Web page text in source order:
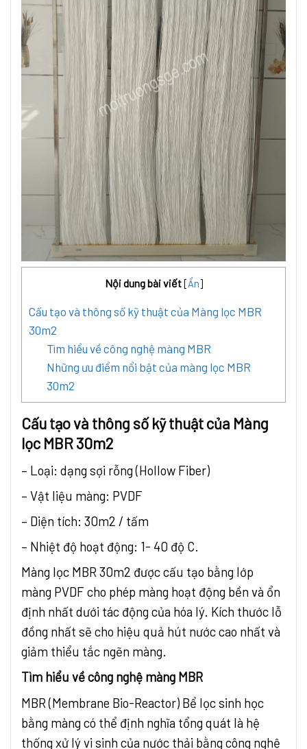
Nội dung bài viết[Ẩn]
Cấu tạo và thông số kỹ thuật của Màng lọc MBR
30m2
Tìm hiểu về công nghệ màng MBR
Những ưu điểm nổi bật của màng lọc MBR
30m2
Cấu tạo và thông số kỹ thuật của Màng
lọc MBR 30m2
– Loại: dạng sợi rỗng (Hollow Fiber)
– Vật liệu màng: PVDF
– Diện tích: 30m2 / tấm
– Nhiệt độ hoạt động: 1- 40 độ C.
Màng lọc MBR 30m2 được cấu tạo bằng lớp
màng PVDF cho phép màng hoạt động bền và ổn
định nhất dưới tác động của hóa lý. Kích thước lỗ
đồng nhất sẽ cho hiệu quả hút nước cao nhất và
giảm thiểu tắc ngẽn màng.
Tìm hiểu về công nghệ màng MBR
MBR (Membrane Bio-Reactor) Bể lọc sinh học
bằng màng có thể định nghĩa tổng quát là hệ
thống xử lý vi sinh của nước thải bằng công nghệ